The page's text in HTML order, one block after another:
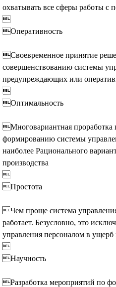
охватывать все сферы работы с

Оперативность
Своевременное принятие
совершенствованию системы
предупреждающих или

Оптимальность
Многовариантная проработка
формированию системы
наиболее Рационального
производства

Простота
Чем проще система
работает. Безусловно, это
управления персоналом в ущерб

Научность
Разработка мероприятий по